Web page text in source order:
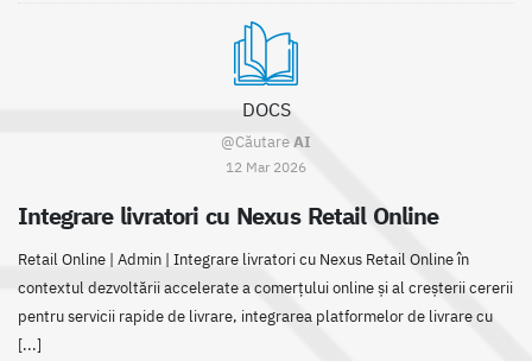
DOCS
@CăutareAI
12 Mar 2026
Integrare livratori cu Nexus Retail Online
Retail Online | Admin | Integrare livratori cu Nexus Retail Online în
contextul dezvoltării accelerate a comerțului online și al creșterii cererii
pentru servicii rapide de livrare, integrarea platformelor de livrare cu
[...]